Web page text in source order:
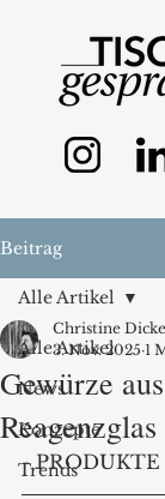
Beitrag
Alle Artikel
News
Konzepte
Trends
Alle Artikel
Gewürze
Reagenzglas
Christine
3. Nov. 2025 1
- PRODUKTE